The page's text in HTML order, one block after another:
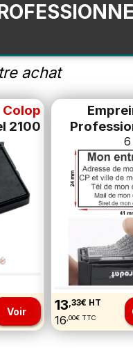
achat
Colop
2100
Voir
6
13,33€ HT
16 ,00€ TTC